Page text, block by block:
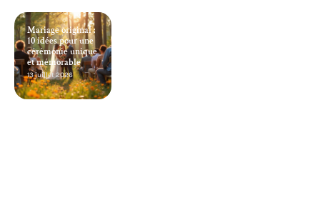
Mariage original :
10 idées pour une
cérémonie unique
et mémorable
13 juillet 2026